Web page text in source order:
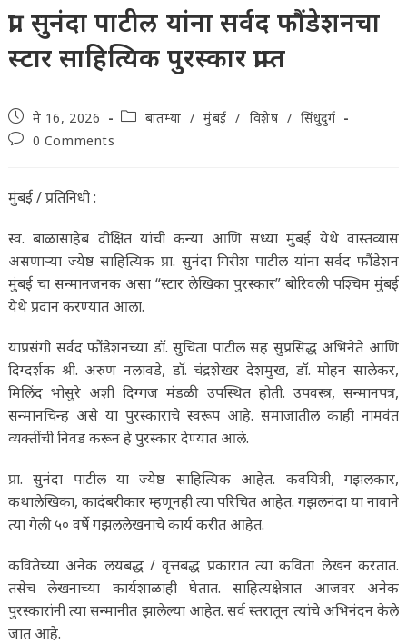
प्रा. सुनंदा पाटील यांना सर्वद फौंडेशनचा
स्टार साहित्यिक पुरस्कार प्राप्त
Post
published:
मे 16, 2026
Postबातम्या / मुंबई / विशेष / सिंधुदुर्ग
Post0 Comments
मुंबई / प्रतिनिधी :
स्व. बाळासाहेब दीक्षित यांची कन्या आणि सध्या मुंबई येथे वास्तव्यास
असणाऱ्या ज्येष्ठ साहित्यिक प्रा. सुनंदा गिरीश पाटील यांना सर्वद फौंडेशन
मुंबई चा सन्मानजनक असा “स्टार लेखिका पुरस्कार” बोरिवली पश्चिम मुंबई
येथे प्रदान करण्यात आला.
याप्रसंगी सर्वद फौंडेशनच्या डॉ. सुचिता पाटील सह सुप्रसिद्ध अभिनेते आणि
दिग्दर्शक श्री. अरुण नलावडे, डॉ. चंद्रशेखर देशमुख, डॉ. मोहन सालेकर,
मिलिंद भोसुरे अशी दिग्गज मंडळी उपस्थित होती. उपवस्त्र, सन्मानपत्र,
सन्मानचिन्ह असे या पुरस्काराचे स्वरूप आहे. समाजातील काही नामवंत
व्यक्तींची निवड करून हे पुरस्कार देण्यात आले.
प्रा. सुनंदा पाटील या ज्येष्ठ साहित्यिक आहेत. कवयित्री, गझलकार,
कथालेखिका, कादंबरीकार म्हणूनही त्या परिचित आहेत. गझलनंदा या नावाने
त्या गेली ५० वर्षे गझललेखनाचे कार्य करीत आहेत.
कवितेच्या अनेक लयबद्ध / वृत्तबद्ध प्रकारात त्या कविता लेखन करतात.
तसेच लेखनाच्या कार्यशाळाही घेतात. साहित्यक्षेत्रात आजवर अनेक
पुरस्कारांनी त्या सन्मानीत झालेल्या आहेत. सर्व स्तरातून त्यांचे अभिनंदन केले
जात आहे.